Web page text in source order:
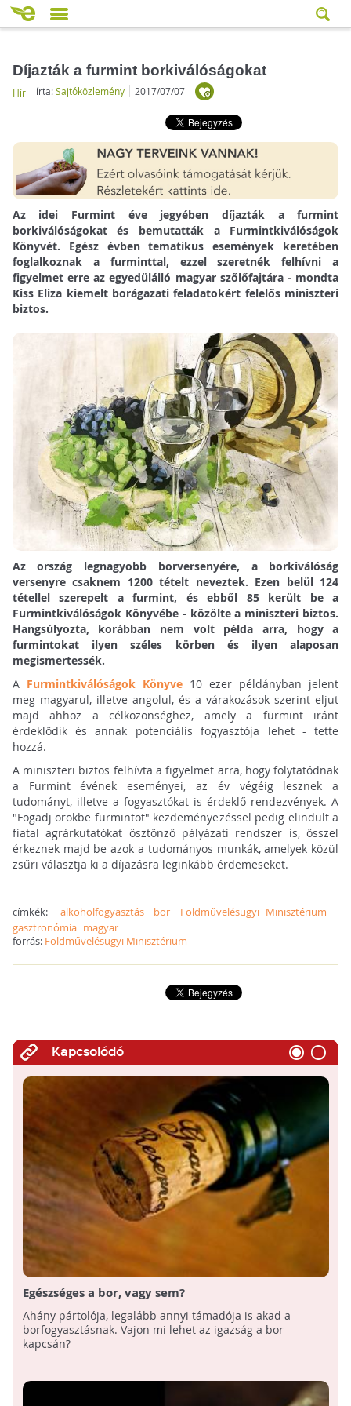
Díjazták a furmint borkiválóságokat
Hír írta:Sajtóközlemény 2017/07/07
Az idei Furmint éve jegyében díjazták a furmint
borkiválóságokat és bemutatták a Furmintkiválóságok
Könyvét. Egész évben tematikus események keretében
foglalkoznak a furminttal, ezzel szeretnék felhívni a
figyelmet erre az egyedülálló magyar szőlőfajtára - mondta
Kiss Eliza kiemelt borágazati feladatokért felelős miniszteri
biztos.
Az ország legnagyobb borversenyére, a borkiválóság
versenyre csaknem 1200 tételt neveztek. Ezen belül 124
tétellel szerepelt a furmint, és ebből 85 került be a
Furmintkiválóságok Könyvébe - közölte a miniszteri biztos.
Hangsúlyozta, korábban nem volt példa arra, hogy a
furmintokat ilyen széles körben és ilyen alaposan
megismertessék.
A Furmintkiválóságok Könyve10 ezer példányban jelent
meg magyarul, illetve angolul, és a várakozások szerint eljut
majd ahhoz a célközönséghez, amely a furmint iránt
érdeklődik és annak potenciális fogyasztója lehet - tette
hozzá.
A miniszteri biztos felhívta a figyelmet arra, hogy folytatódnak
a Furmint évének eseményei, az év végéig lesznek a
tudományt, illetve a fogyasztókat is érdeklő rendezvények. A
"Fogadj örökbe furmintot" kezdeményezéssel pedig elindult a
fiatal agrárkutatókat ösztönző pályázati rendszer is, ősszel
érkeznek majd be azok a tudományos munkák, amelyek közül
zsűri választja ki a díjazásra leginkább érdemeseket.
címkék: alkoholfogyasztás bor
Földművelésügyi Minisztérium
gasztronómia magyar
forrás: Földművelésügyi Minisztérium
Kapcsolódó
Egészséges a bor, vagy sem?
Ahány pártolója, legalább annyi támadója is akad a
borfogyasztásnak. Vajon mi lehet az igazság a bor
kapcsán?